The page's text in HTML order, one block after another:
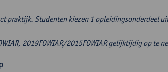
praktijk. Studenten kiezen 1 opleidingsonderdeel
2019FOWIAR/2015FOWIAR gelijktijdig op te